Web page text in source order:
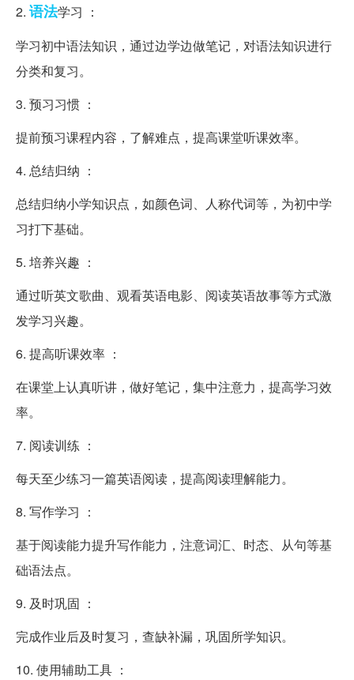
2. 语法学习 ：
学习初中语法知识，通过边学边做笔记，对语法知识进行
分类和复习。
3. 预习习惯 ：
提前预习课程内容，了解难点，提高课堂听课效率。
4. 总结归纳 ：
总结归纳小学知识点，如颜色词、人称代词等，为初中学
习打下基础。
5. 培养兴趣 ：
通过听英文歌曲、观看英语电影、阅读英语故事等方式激
发学习兴趣。
6. 提高听课效率 ：
在课堂上认真听讲，做好笔记，集中注意力，提高学习效
率。
7. 阅读训练 ：
每天至少练习一篇英语阅读，提高阅读理解能力。
8. 写作学习 ：
基于阅读能力提升写作能力，注意词汇、时态、从句等基
础语法点。
9. 及时巩固 ：
完成作业后及时复习，查缺补漏，巩固所学知识。
10. 使用辅助工具 ：